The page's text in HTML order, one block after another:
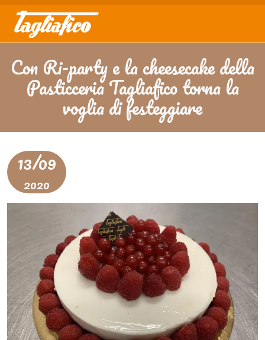
Con Ri-party e la cheesecake della
Pasticceria Tagliafico torna la
voglia di festeggiare
13/09
2020